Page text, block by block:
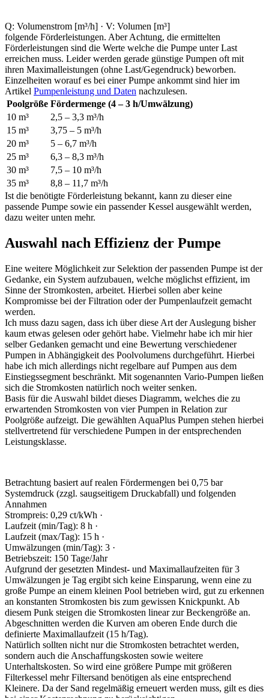
Q: Volumenstrom [m³/h] · V: Volumen [m³]
folgende Förderleistungen. Aber Achtung, die ermittelten
Förderleistungen sind die Werte welche die Pumpe unter Last
erreichen muss. Leider werden gerade günstige Pumpen oft mit
ihren Maximalleistungen (ohne Last/Gegendruck) beworben.
Einzelheiten worauf es bei einer Pumpe ankommt sind hier im
Artikel Pumpenleistung und Daten nachzulesen.
Poolgröße Fördermenge (4 – 3 h/Umwälzung)
10 m³
2,5 – 3,3 m³/h
15 m³
3,75 – 5 m³/h
20 m³
5 – 6,7 m³/h
25 m³
6,3 – 8,3 m³/h
30 m³
7,5 – 10 m³/h
35 m³
8,8 – 11,7 m³/h
Ist die benötigte Förderleistung bekannt, kann zu dieser eine
passende Pumpe sowie ein passender Kessel ausgewählt werden,
dazu weiter unten mehr.
Auswahl nach Effizienz der Pumpe
Eine weitere Möglichkeit zur Selektion der passenden Pumpe ist der
Gedanke, ein System aufzubauen, welche möglichst effizient, im
Sinne der Stromkosten, arbeitet. Hierbei sollen aber keine
Kompromisse bei der Filtration oder der Pumpenlaufzeit gemacht
werden.
Ich muss dazu sagen, dass ich über diese Art der Auslegung bisher
kaum etwas gelesen oder gehört habe. Vielmehr habe ich mir hier
selber Gedanken gemacht und eine Bewertung verschiedener
Pumpen in Abhängigkeit des Poolvolumens durchgeführt. Hierbei
habe ich mich allerdings nicht regelbare auf Pumpen aus dem
Einstiegssegment beschränkt. Mit sogenannten Vario-Pumpen ließen
sich die Stromkosten natürlich noch weiter senken.
Basis für die Auswahl bildet dieses Diagramm, welches die zu
erwartenden Stromkosten von vier Pumpen in Relation zur
Poolgröße aufzeigt. Die gewählten AquaPlus Pumpen stehen hierbei
stellvertretend für verschiedene Pumpen in der entsprechenden
Leistungsklasse.
Betrachtung basiert auf realen Fördermengen bei 0,75 bar
Systemdruck (zzgl. saugseitigem Druckabfall) und folgenden
Annahmen
Strompreis: 0,29 ct/kWh ·
Laufzeit (min/Tag): 8 h ·
Laufzeit (max/Tag): 15 h ·
Umwälzungen (min/Tag): 3 ·
Betriebszeit: 150 Tage/Jahr
Aufgrund der gesetzten Mindest- und Maximallaufzeiten für 3
Umwälzungen je Tag ergibt sich keine Einsparung, wenn eine zu
große Pumpe an einem kleinen Pool betrieben wird, gut zu erkennen
an konstanten Stromkosten bis zum gewissen Knickpunkt. Ab
diesem Punk steigen die Stromkosten linear zur Beckengröße an.
Abgeschnitten werden die Kurven am oberen Ende durch die
definierte Maximallaufzeit (15 h/Tag).
Natürlich sollten nicht nur die Stromkosten betrachtet werden,
sondern auch die Anschaffungskosten sowie weitere
Unterhaltskosten. So wird eine größere Pumpe mit größeren
Filterkessel mehr Filtersand benötigen als eine entsprechend
Kleinere. Da der Sand regelmäßig erneuert werden muss, gilt es dies